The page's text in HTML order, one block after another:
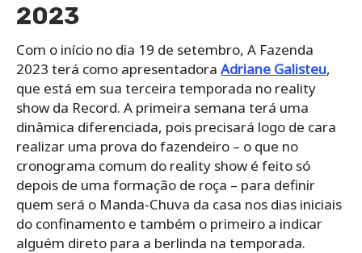
2023
Com o início no dia 19 de setembro, A Fazenda
2023 terá como apresentadora Adriane Galisteu,
que está em sua terceira temporada no reality
show da Record. A primeira semana terá uma
dinâmica diferenciada, pois precisará logo de cara
realizar uma prova do fazendeiro – o que no
cronograma comum do reality show é feito só
depois de uma formação de roça – para definir
quem será o Manda-Chuva da casa nos dias iniciais
do confinamento e também o primeiro a indicar
alguém direto para a berlinda na temporada.